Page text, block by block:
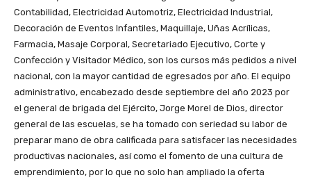
Contabilidad, Electricidad Automotriz, Electricidad Industrial,
Decoración de Eventos Infantiles, Maquillaje, Uñas Acrílicas,
Farmacia, Masaje Corporal, Secretariado Ejecutivo, Corte y
Confección y Visitador Médico, son los cursos más pedidos a nivel
nacional, con la mayor cantidad de egresados por año. El equipo
administrativo, encabezado desde septiembre del año 2023 por
el general de brigada del Ejército, Jorge Morel de Dios, director
general de las escuelas, se ha tomado con seriedad su labor de
preparar mano de obra calificada para satisfacer las necesidades
productivas nacionales, así como el fomento de una cultura de
emprendimiento, por lo que no solo han ampliado la oferta